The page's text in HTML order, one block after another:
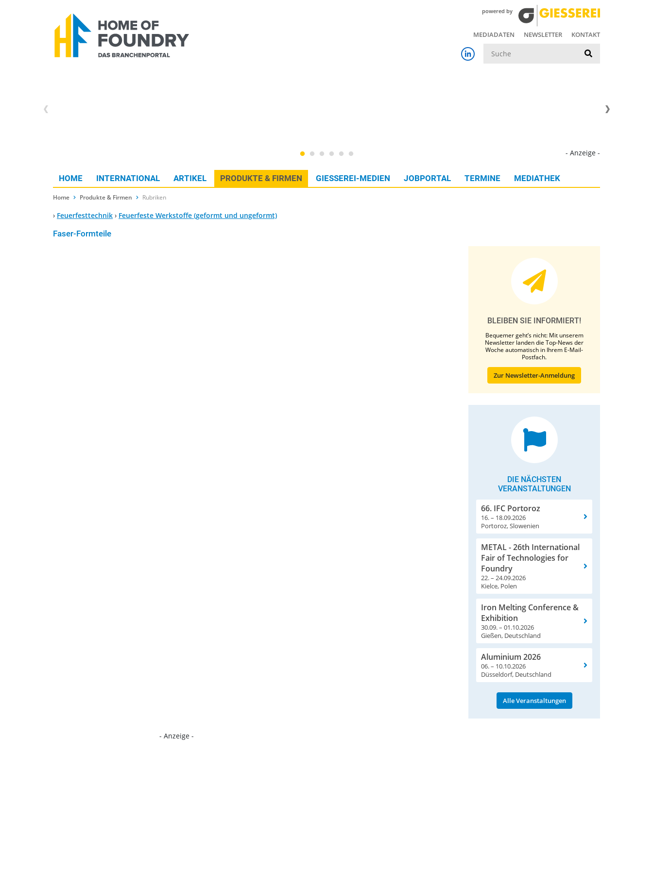
powered by
MEDIADATEN NEWSLETTER KONTAKT
- Anzeige -
HOME INTERNATIONAL ARTIKEL PRODUKTE & FIRMEN GIESSEREI-MEDIEN JOBPORTAL TERMINE MEDIATHEK
Home Produkte & Firmen Rubriken
› Feuerfesttechnik › Feuerfeste Werkstoffe (geformt und ungeformt)
Faser-Formteile
BLEIBEN SIE INFORMIERT!
Bequemer geht’s nicht: Mit unserem
Newsletter landen die Top-News der
Woche automatisch in Ihrem E-Mail-
Postfach.
Zur Newsletter-Anmeldung
DIE NÄCHSTEN
VERANSTALTUNGEN
66. IFC Portoroz
16. – 18.09.2026
Portoroz, Slowenien
METAL - 26th International
Fair of Technologies for
Foundry
22. – 24.09.2026
Kielce, Polen
Iron Melting Conference &
Exhibition
30.09. – 01.10.2026
Gießen, Deutschland
Aluminium 2026
06. – 10.10.2026
Düsseldorf, Deutschland
Alle Veranstaltungen
- Anzeige -